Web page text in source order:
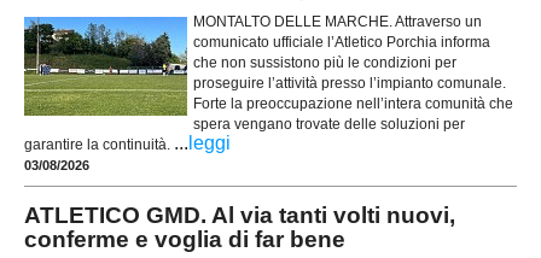
MONTALTO DELLE MARCHE. Attraverso un
comunicato ufficiale l’Atletico Porchia informa
che non sussistono più le condizioni per
proseguire l’attività presso l’impianto comunale.
Forte la preoccupazione nell’intera comunità che
spera vengano trovate delle soluzioni per
garantire la continuità. ... leggi
03/08/2026
ATLETICO GMD. Al via tanti volti nuovi,
conferme e voglia di far bene